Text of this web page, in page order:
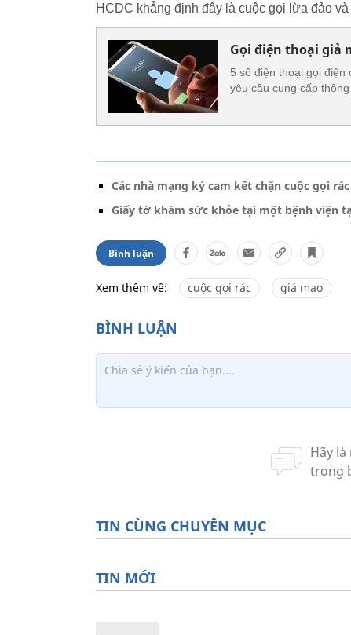
HCDC khẳng định đây là cuộc gọi lừa đảo
Gọi điện thoại giả
5 số điện thoại gọi điện
yêu cầu cung cấp
Các nhà mạng ký cam kết chặn cuộc gọi rác
Giấy tờ khám sức khỏe tại một bệnh viện
Bình luận
Xem thêm về: cuộc gọi rác giả mạo
TIN CÙNG CHUYÊN MỤC
TIN MỚI